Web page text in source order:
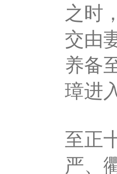
之时
交由
养备
璋进
至正
严、